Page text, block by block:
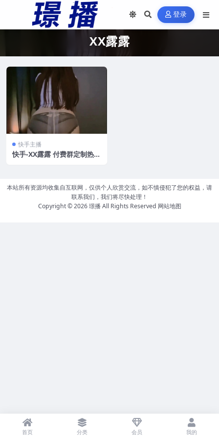
登录
XX露露
快手主播
快手-XX露露 付费群定制热舞
本站所有资源均收集自互联网，仅供个人欣赏交流，如不慎侵犯了您的权益，请
联系我们，我们将尽快处理！
Copyright © 2026璟播All Rights Reserved 网站地图
首页 分类 会员 我的